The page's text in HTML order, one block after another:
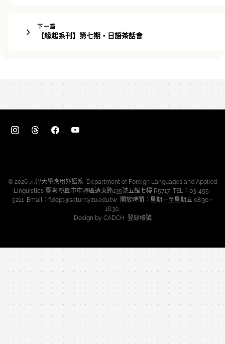
下一篇
【緣起系刊】第七期・日語茶話會
© 2026 元智大學應用外語系 Department of Foreign Languages and Applied
Linguistics 臺灣 桃園市中壢區遠東路135號五館七樓 R5717 TEL：03-455-
5211 Email：fldept@saturn.yzu.edu.tw 開放時間：星期一至星期五 08:30 ~
16:30
Design by CADCH 登錄帳號